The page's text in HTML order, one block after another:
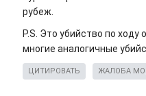
рубеж.
P.S. Это убийство по ходу
многие аналогичные
ЦИТИРОВАТЬ ЖАЛОБА